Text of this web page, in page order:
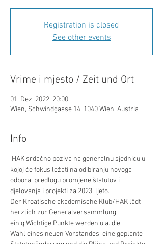
Registration is closed
See other events
Vrime i mjesto / Zeit und Ort
01. Dez. 2022, 20:00
Wien, Schwindgasse 14, 1040 Wien, Austria
Info
HAK srdačno poziva na generalnu sjednicu u
kojoj će fokus ležati na odibiranju novoga
odbora, predlogu promjene štatutov i
djelovanja i projekti za 2023. ljeto.
Der Kroatische akademische Klub/HAK lädt
herzlich zur Generalversammlung
ein.q Wichtige Punkte werden u.a. die
Wahl eines neuen Vorstandes, eine geplante